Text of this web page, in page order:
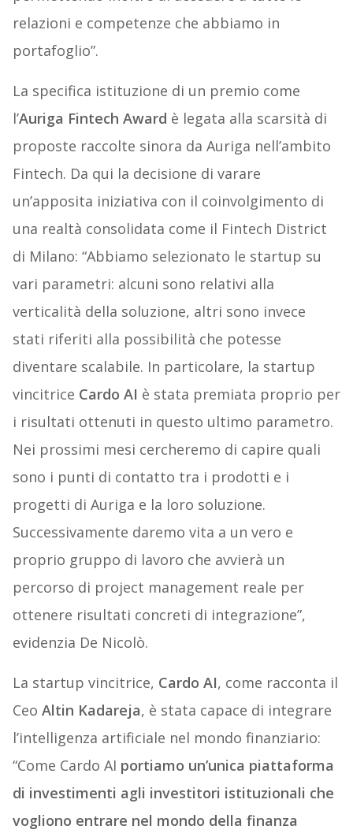
relazioni e competenze che abbiamo in
portafoglio”.
La specifica istituzione di un premio come
l’Auriga Fintech Award è legata alla scarsità di
proposte raccolte sinora da Auriga nell’ambito
Fintech. Da qui la decisione di varare
un’apposita iniziativa con il coinvolgimento di
una realtà consolidata come il Fintech District
di Milano: “Abbiamo selezionato le startup su
vari parametri: alcuni sono relativi alla
verticalità della soluzione, altri sono invece
stati riferiti alla possibilità che potesse
diventare scalabile. In particolare, la startup
vincitrice Cardo AI è stata premiata proprio per
i risultati ottenuti in questo ultimo parametro.
Nei prossimi mesi cercheremo di capire quali
sono i punti di contatto tra i prodotti e i
progetti di Auriga e la loro soluzione.
Successivamente daremo vita a un vero e
proprio gruppo di lavoro che avvierà un
percorso di project management reale per
ottenere risultati concreti di integrazione”,
evidenzia De Nicolò.
La startup vincitrice, Cardo AI, come racconta il
Ceo Altin Kadareja, è stata capace di integrare
l’intelligenza artificiale nel mondo finanziario:
“Come Cardo AI portiamo un’unica piattaforma
di investimenti agli investitori istituzionali che
vogliono entrare nel mondo della finanza